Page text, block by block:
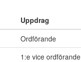
Uppdrag
Ordförande
1:e vice ordförande